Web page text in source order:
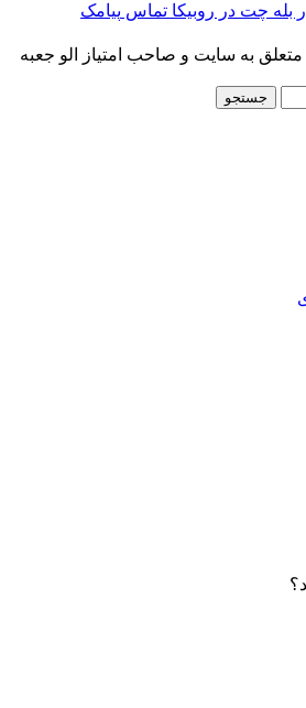
بله چت در روبیکا تماس پیامک
به سایت و صاحب امتیاز الو جعبه
جستجو